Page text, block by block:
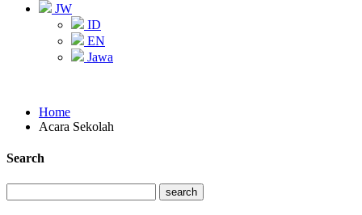
JW
ID
EN
Jawa
Home
Acara Sekolah
Search